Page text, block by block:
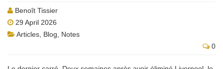
Benoît Tissier
29 April 2026
Articles Blog
Notes
0